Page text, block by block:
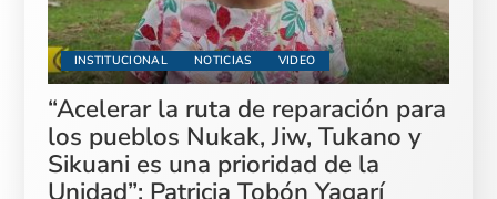
INSTITUCIONAL NOTICIAS VIDEO
“Acelerar la ruta de reparación para
los pueblos Nukak, Jiw, Tukano y
Sikuani es una prioridad de la
Unidad”: Patricia Tobón Yagarí